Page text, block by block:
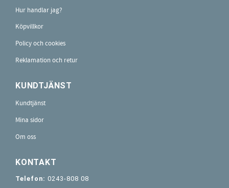
Hur handlar jag?
Köpvillkor
Policy och cookies
Reklamation och retur
KUNDTJÄNST
Kundtjänst
Mina sidor
Om oss
KONTAKT
Telefon: 0243-808 08